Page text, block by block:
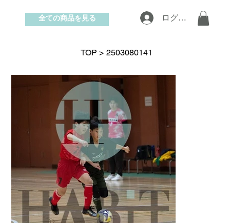
お問い合わせ
ログイン
全ての商品を見る
TOP > 2503080141